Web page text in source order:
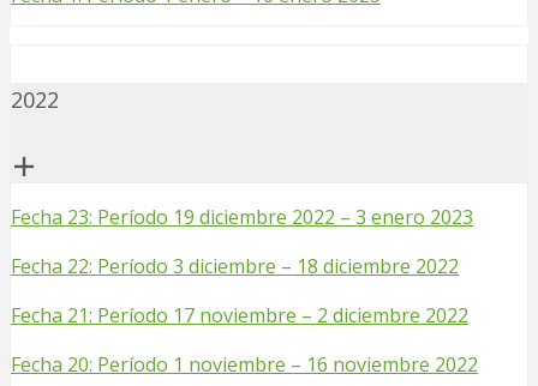
2022
Fecha 23: Período 19 diciembre 2022 – 3 enero 2023
Fecha 22: Período 3 diciembre – 18 diciembre 2022
Fecha 21: Período 17 noviembre – 2 diciembre 2022
Fecha 20: Período 1 noviembre – 16 noviembre 2022